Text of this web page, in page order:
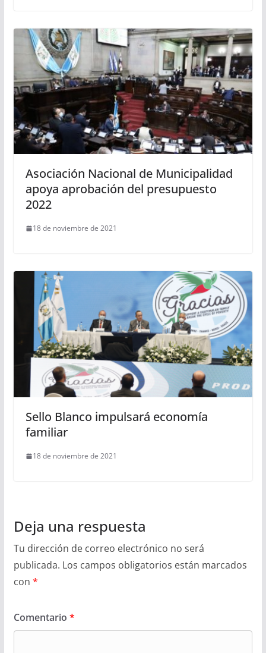
Asociación Nacional de Municipalidad
apoya aprobación del presupuesto
2022
18 de noviembre de 2021
Sello Blanco impulsará economía
familiar
18 de noviembre de 2021
Deja una respuesta
Tu dirección de correo electrónico no será
publicada. Los campos obligatorios están marcados
con *
Comentario *